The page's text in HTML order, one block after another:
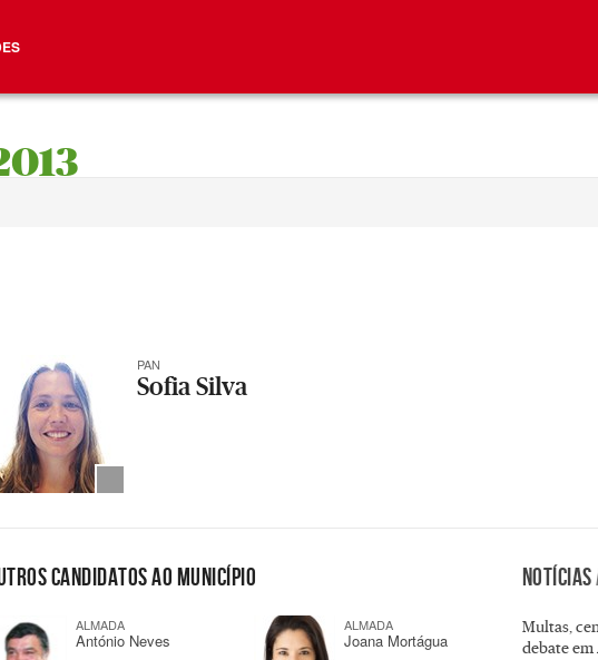
PAN
Sofia Silva
CANDIDATOS AO MUNICÍPIO
ALMADA
António Neves
ALMADA
Joana Mortágua
NOTÍCIAS
Multas,
debate em